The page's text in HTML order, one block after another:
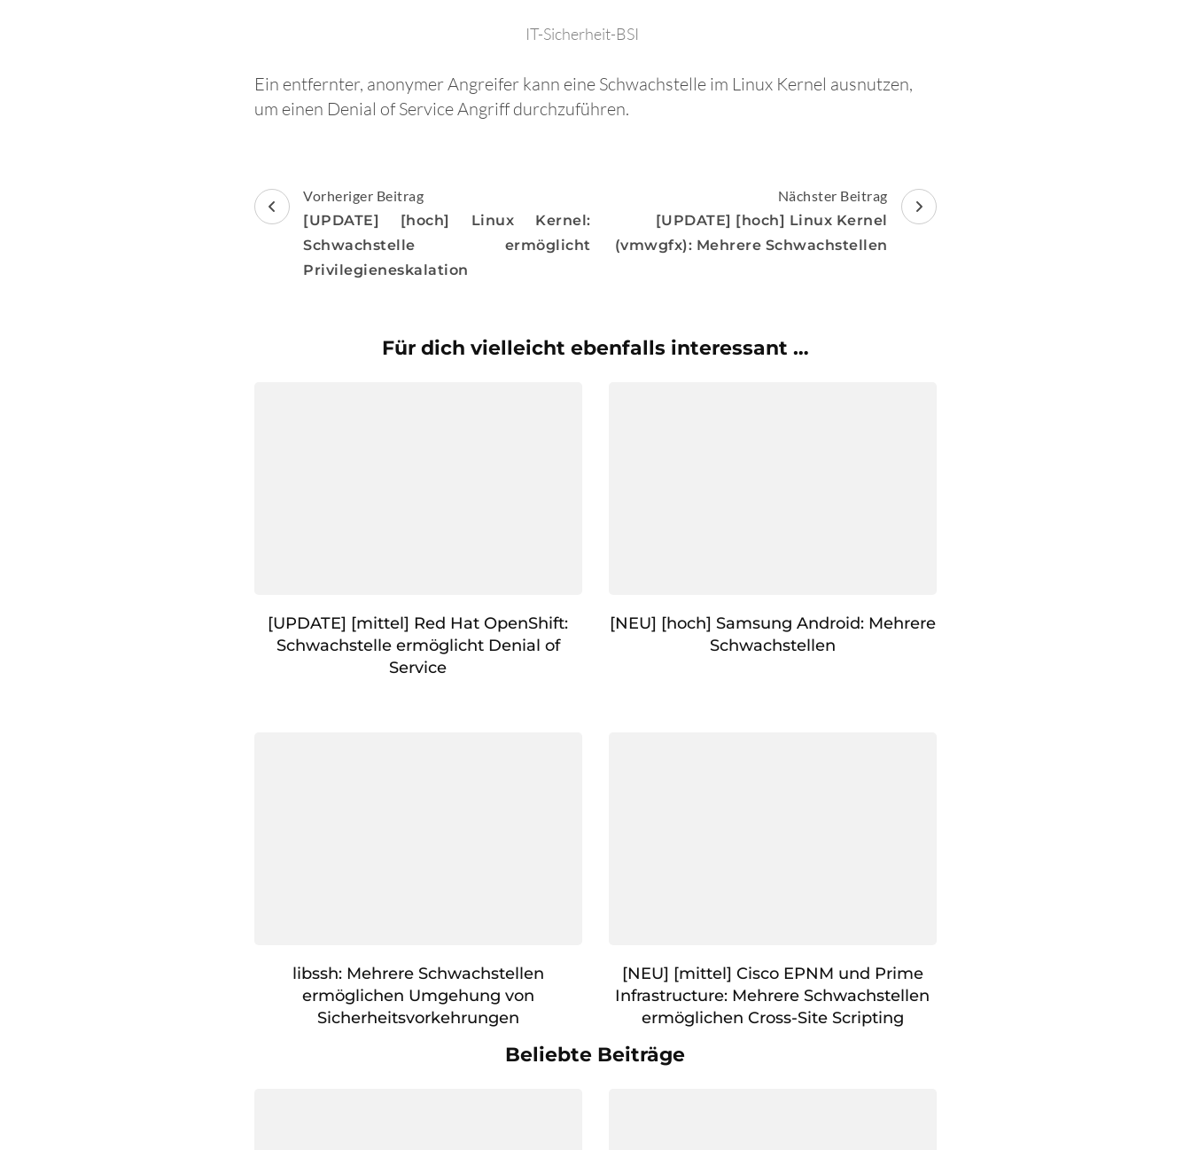
IT-Sicherheit-BSI
Ein entfernter, anonymer Angreifer kann eine Schwachstelle im Linux Kernel ausnutzen,
um einen Denial of Service Angriff durchzuführen.
Beitragsnavigation
Vorheriger Beitrag
[UPDATE] [hoch] Linux Kernel:
Schwachstelle ermöglicht
Privilegieneskalation
Nächster Beitrag
[UPDATE] [hoch] Linux Kernel
(vmwgfx): Mehrere Schwachstellen
Für dich vielleicht ebenfalls interessant …
[UPDATE] [mittel] Red Hat OpenShift:
Schwachstelle ermöglicht Denial of
Service
[NEU] [hoch] Samsung Android: Mehrere
Schwachstellen
libssh: Mehrere Schwachstellen
ermöglichen Umgehung von
Sicherheitsvorkehrungen
[NEU] [mittel] Cisco EPNM und Prime
Infrastructure: Mehrere Schwachstellen
ermöglichen Cross-Site Scripting
Beliebte Beiträge